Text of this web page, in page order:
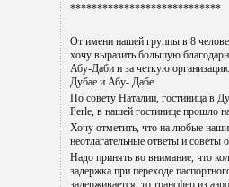
****************************
От имени нашей группы в 8
хочу выразить большую
Абу-Даби и за четкую
Дубае и Абу- Дабе.
По совету Наталии, гостиница в
Perle, в нашей гостинице прошло
Хочу отметить, что на любые
неотлагательные ответы и советы
Надо принять во внимание, что
задержка при переходе
задерживается, то трансфер из